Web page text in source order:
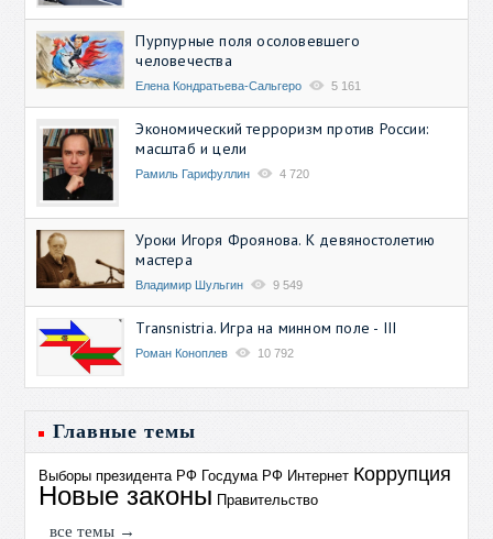
Пурпурные поля осоловевшего
человечества
Елена Кондратьева-Сальгеро 5 161
Экономический терроризм против России:
масштаб и цели
Рамиль Гарифуллин 4 720
Уроки Игоря Фроянова. К девяностолетию
мастера
Владимир Шульгин 9 549
Transnistria. Игра на минном поле - III
Роман Коноплев 10 792
Главные темы
Выборы президента РФ Госдума РФ Интернет Коррупция
Новые законы Правительство
все темы →